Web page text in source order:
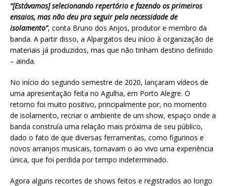
“[Estávamos] selecionando repertório e fazendo os primeiros
ensaios, mas não deu pra seguir pela necessidade de
isolamento”, conta Bruno dos Anjos, produtor e membro da
banda. A partir disso, a Alpargatos deu início à organização de
materiais já produzidos, mas que não tinham destino definido
– ainda.
No início do segundo semestre de 2020, lançaram vídeos de
uma apresentação feita no Agulha, em Porto Alegre. O
retorno foi muito positivo, principalmente por, no momento
de isolamento, recriar o ambiente de um show, espaço onde a
banda construía uma relação mais próxima de seu público,
dado o fato de que diversas ferramentas, como figurinos e
novos arranjos musicais, tornavam o ao vivo uma experiência
única, que foi perdida por tempo indeterminado.
Agora alguns recortes de shows feitos e registrados ao longo